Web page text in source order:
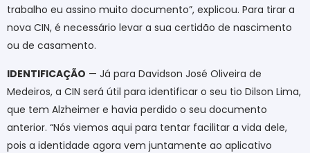
trabalho eu assino muito documento”, explicou. Para tirar a
nova CIN, é necessário levar a sua certidão de nascimento
ou de casamento.
IDENTIFICAÇÃO — Já para Davidson José Oliveira de
Medeiros, a CIN será útil para identificar o seu tio Dilson Lima,
que tem Alzheimer e havia perdido o seu documento
anterior. “Nós viemos aqui para tentar facilitar a vida dele,
pois a identidade agora vem juntamente ao aplicativo